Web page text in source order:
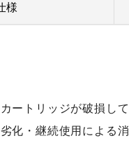
様
ートリッジが破損し
化・継続使用による